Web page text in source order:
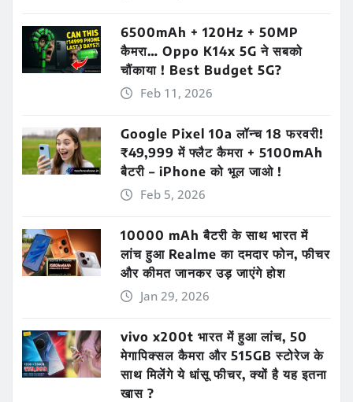
6500mAh + 120Hz + 50MP
कैमरा… Oppo K14x 5G ने सबको
चौंकाया ! Best Budget 5G?
Feb 11, 2026
Google Pixel 10a लॉन्च 18 फरवरी!
₹49,999 में फ्लैट कैमरा + 5100mAh
बैटरी – iPhone को भूल जाओ !
Feb 5, 2026
10000 mAh बैटरी के साथ भारत में
लांच हुआ Realme का दमदार फोन, फीचर
और कीमत जानकर उड़ जाएंगे होश
Jan 29, 2026
vivo x200t भारत में हुआ लांच, 50
मेगापिक्सल कैमरा और 515GB स्टोरेज के
साथ मिलेंगे ये धांसू फीचर, क्यों है यह इतना
खास ?